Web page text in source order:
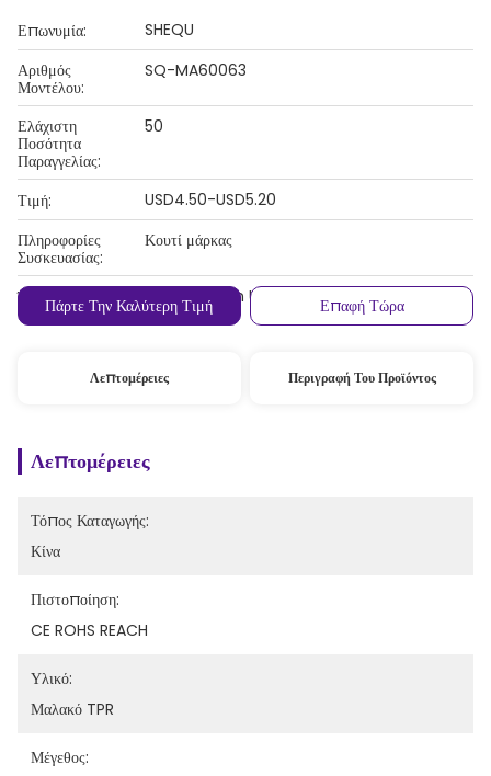
Επωνυμία:
SHEQU
Αριθμός
Μοντέλου:
SQ-MA60063
Ελάχιστη
Ποσότητα
Παραγγελίας:
50
Τιμή:
USD4.50-USD5.20
Πληροφορίες
Συσκευασίας:
Κουτί μάρκας
Όροι Πληρωμής: T/T, Western Union, MoneyGram
Πάρτε Την Καλύτερη Τιμή Επαφή Τώρα
Λεπτομέρειες Περιγραφή Του Προϊόντος
Λεπτομέρειες
Τόπος Καταγωγής:
Κίνα
Πιστοποίηση:
CE ROHS REACH
Υλικό:
Μαλακό TPR
Μέγεθος: